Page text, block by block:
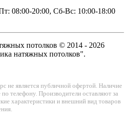
08:00-20:00, Сб-Вс: 10:00-18:00
потолков © 2014 - 2026
натяжных потолков".
не является публичной офертой. Наличие
телефону. Производители оставляют за
характеристики и внешний вид товаров